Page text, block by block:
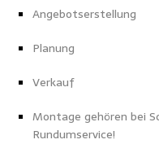
Angebotserstellung
Planung
Verkauf
Montage gehören bei
Rundumservice!